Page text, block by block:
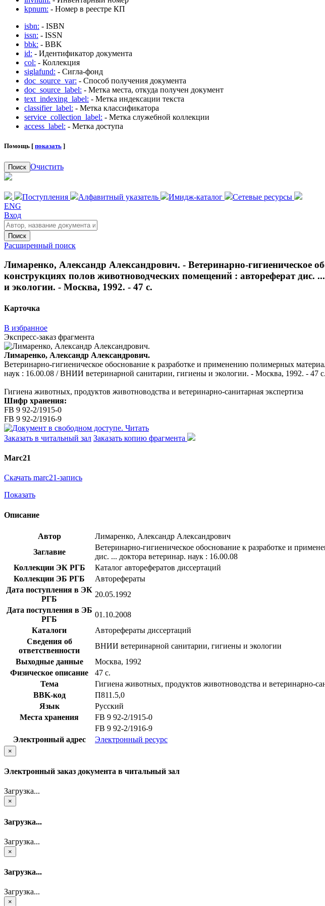
kpnum: - Номер в реестре КП
isbn: - ISBN
issn: - ISSN
bbk: - BBK
id: - Идентификатор документа
col: - Коллекция
siglafund: - Сигла-фонд
doc_source_var: - Способ получения документа
doc_source_label: - Метка места, откуда получен документ
text_indexing_label: - Метка индексации текста
classifier_label: - Метка классификатора
service_collection_label: - Метка служебной коллекции
access_label: - Метка доступа
Помощь [ показать ]
Поиск Очистить
Поступления Алфавитный указатель Имидж-каталог
Сетевые ресурсы
ENG
Вход
Поиск
Расширенный поиск
Лимаренко, Александр Александрович. - Ветеринарно-гигиеническое
конструкциях полов животноводческих помещений : автореферат
и экологии. - Москва, 1992. - 47 с.
Карточка
В избранное
Экспресс-заказ фрагмента
Лимаренко, Александр Александрович.
Ветеринарно-гигиеническое обоснование к разработке и применению полимерных
наук : 16.00.08 / ВНИИ ветеринарной санитарии, гигиены и экологии. - Москва, 1992. - 47 с.
Гигиена животных, продуктов животноводства и ветеринарно-санитарная экспертиза
Шифр хранения:
FB 9 92-2/1915-0
FB 9 92-2/1916-9
Читать
Заказать в читальный зал Заказать копию фрагмента
Marc21
Скачать marc21-запись
Показать
Описание
Автор
Лимаренко, Александр Александрович
Заглавие
Ветеринарно-гигиеническое обоснование к разработке и
дис. ... доктора ветеринар. наук : 16.00.08
Коллекции ЭК РГБ
Каталог авторефератов диссертаций
Коллекции ЭБ РГБ
Авторефераты
Дата поступления в ЭК
РГБ
20.05.1992
Дата поступления в ЭБ
РГБ
01.10.2008
Каталоги
Авторефераты диссертаций
Сведения об
ответственности
ВНИИ ветеринарной санитарии, гигиены и экологии
Выходные данные
Москва, 1992
Физическое описание
47 с.
Тема
Гигиена животных, продуктов животноводства и ветеринарно-
BBK-код
П811.5,0
Язык
Русский
Места хранения
FB 9 92-2/1915-0
FB 9 92-2/1916-9
Электронный адрес
Электронный ресурс
×
Электронный заказ документа в читальный зал
Загрузка...
×
Загрузка...
Загрузка...
×
Загрузка...
Загрузка...
×